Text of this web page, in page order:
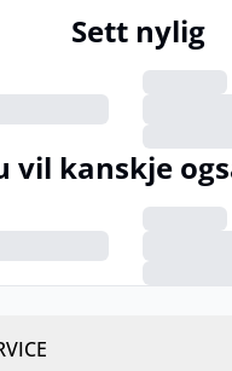
Sett nylig
vil kanskje